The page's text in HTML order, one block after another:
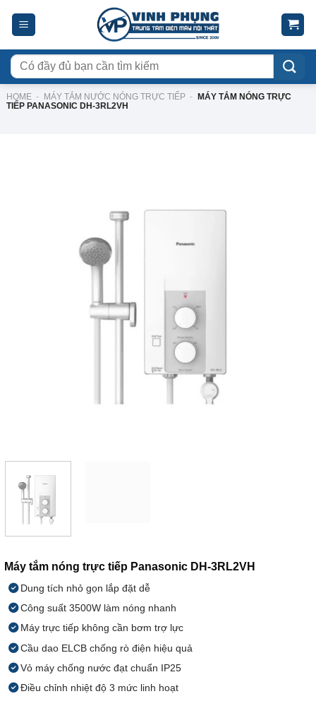
Tìm
kiếm:
HOME - MÁY TẮM NƯỚC NÓNG TRỰC TIẾP -
MÁY TẮM NÓNG TRỰC
TIẾP PANASONIC DH-3RL2VH
Máy tắm nóng trực tiếp Panasonic DH-3RL2VH
Dung tích nhỏ gọn lắp đặt dễ
Công suất 3500W làm nóng nhanh
Máy trực tiếp không cần bơm trợ lực
Cầu dao ELCB chống rò điện hiệu quả
Vỏ máy chống nước đạt chuẩn IP25
Điều chỉnh nhiệt độ 3 mức linh hoạt